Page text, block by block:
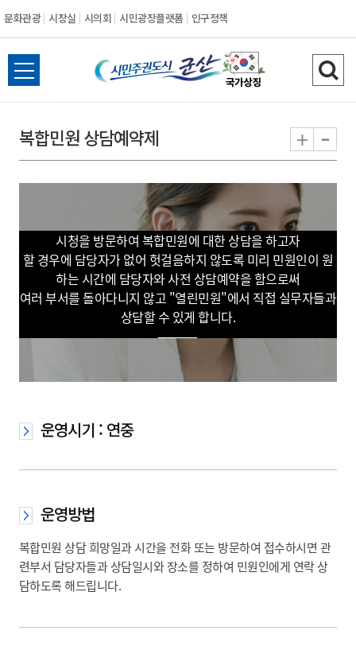
문화관광 시장실 시의회 시민광장플랫폼 인구정책
시
민
주
권
도
시
군
산
전
체
뉴
열
검
색
기
복합민원 상담예약제 + -
시청을 방문하여 복합민원에 대한 상담을 하고자
할 경우에 담당자가 없어 헛걸음하지 않도록 미리 민원인이 원
하는 시간에 담당자와 사전 상담예약을 함으로써
여러 부서를 돌아다니지 않고 "열린민원"에서 직접 실무자들과
상담할 수 있게 합니다.
운영시기 : 연중
운영방법
복합민원 상담 희망일과 시간을 전화 또는 방문하여 접수하시면 관
련부서 담당자들과 상담일시와 장소를 정하여 민원인에게 연락 상
담하도록 해드립니다.